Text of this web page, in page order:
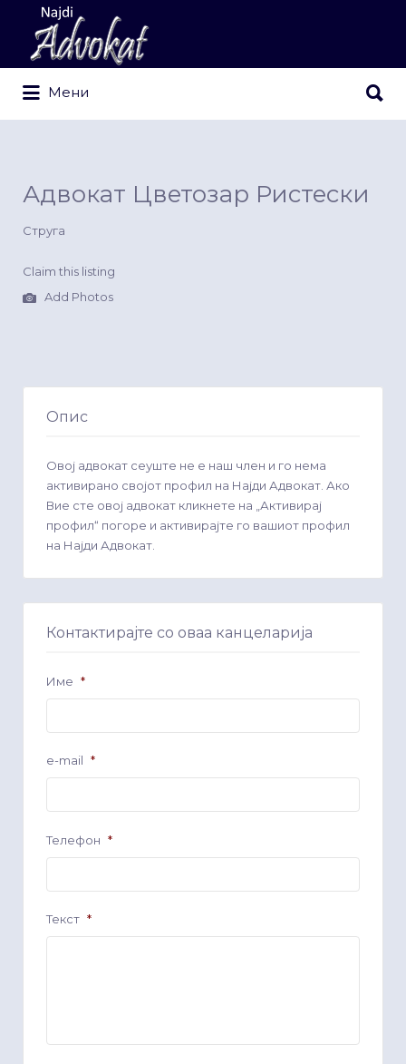
Search
for:
Мени
for:
Адвокат Цветозар Ристески
Струга
Claim this listing
Add Photos
Опис
Овој адвокат сеуште не е наш член и го нема
активирано својот профил на Најди Адвокат. Ако
Вие сте овој адвокат кликнете на „Активирај
профил“ погоре и активирајте го вашиот профил
на Најди Адвокат.
Контактирајте со оваа канцеларија
Име *
e-mail *
Телефон *
Текст *